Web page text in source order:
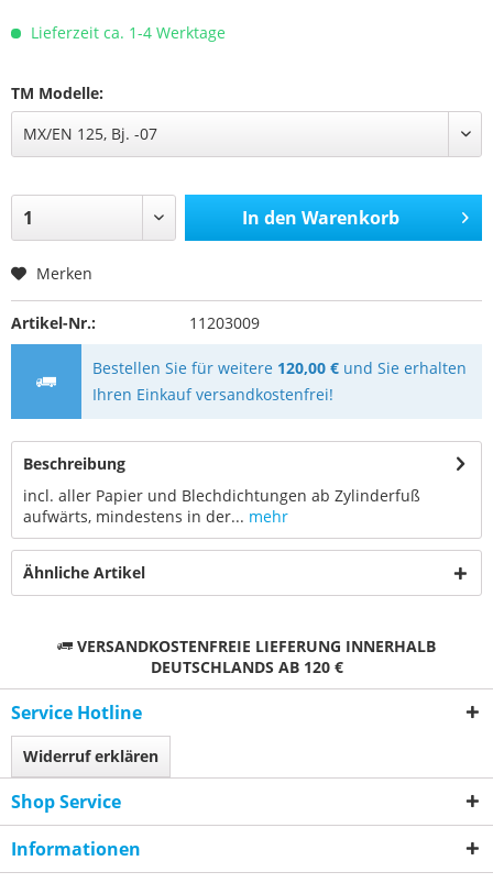
Lieferzeit ca. 1-4 Werktage
TM Modelle:
In den Warenkorb
Merken
Artikel-Nr.: 11203009
Bestellen Sie für weitere 120,00 € und Sie erhalten
Ihren Einkauf versandkostenfrei!
Beschreibung
incl. aller Papier und Blechdichtungen ab Zylinderfuß
aufwärts, mindestens in der... mehr
Ähnliche Artikel
VERSANDKOSTENFREIE LIEFERUNG INNERHALB
DEUTSCHLANDS AB 120 €
Service Hotline
Widerruf erklären
Shop Service
Informationen